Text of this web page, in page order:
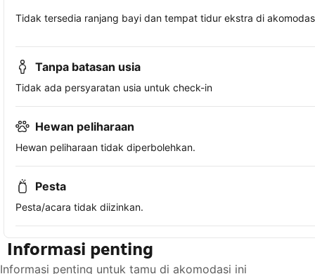
Tidak tersedia ranjang bayi dan tempat tidur ekstra di
Tanpa batasan usia
Tidak ada persyaratan usia untuk check-in
Hewan peliharaan
Hewan peliharaan tidak diperbolehkan.
Pesta
Pesta/acara tidak diizinkan.
Informasi penting
Informasi penting untuk tamu di akomodasi ini